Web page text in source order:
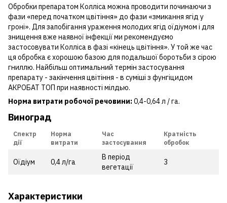
Обробки препаратом Колліса можна проводити починаючи з
фази «перед початком цвітіння» до фази «змикання ягід у
гроні». Для запобігання ураження молодих ягід оїдіумом і для
знищення вже наявної інфекції ми рекомендуємо
застосовувати Колліса в фазі «кінець цвітіння». У той же час
ця обробка є хорошою базою для подальшої боротьби з сірою
гниллю. Найбільш оптимальний термін застосування
препарату - закінчення цвітіння - в суміші з фунгіцидом
АКРОБАТ ТОП при наявності мілдью.
Норма витрати робочої речовини:0,4-0,64 л / га.
Виноград
Спектр
дії
Норма
витрати
Час
застосування
Кратність
обробок
Оїдіум 0,4 л/га
В період
вегетації
3
Характеристики